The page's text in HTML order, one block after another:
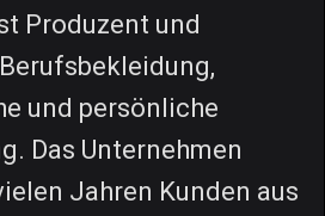
Produzent und
und persönliche
Das Unternehmen
Jahren Kunden aus